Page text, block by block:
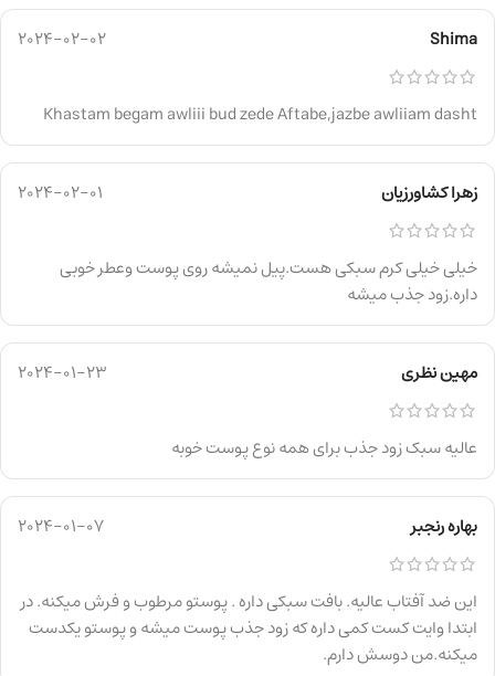
Shima
2024-02-02
Khastam begam awliii bud zede Aftabe,jazbe awliiam dasht
زهرا کشاورزیان 2024-02-01
خیلی خیلی کرم سبکی هست.پیل نمیشه روی پوست وعطر خوبی
داره.زود جذب میشه
مهین نظری 2024-01-23
عالیه سبک زود جذب برای همه نوع پوست خوبه
بهاره رنجبر 2024-01-07
این ضد آفتاب عالیه. بافت سبکی داره . پوستو مرطوب و فرش میکنه. در
ابتدا وایت کست کمی داره که زود جذب پوست میشه و پوستو یکدست
میکنه.من دوسش دارم.